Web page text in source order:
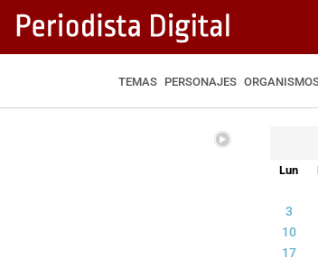
TEMAS PERSONAJES
Lun
3
10
17